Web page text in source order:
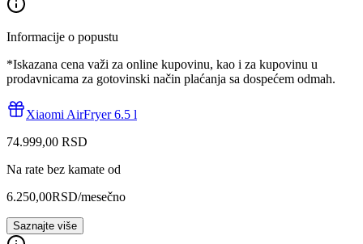
Informacije o popustu
*Iskazana cena važi za online kupovinu, kao i za kupovinu u
prodavnicama za gotovinski način plaćanja sa dospećem odmah.
Xiaomi AirFryer 6.5 l
74.999,00 RSD
Na rate bez kamate od
6.250,00RSD/mesečno
Saznajte više